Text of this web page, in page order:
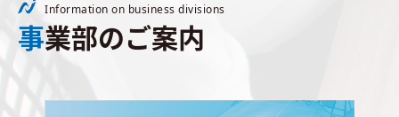
Information on business divisions
事業部のご案内